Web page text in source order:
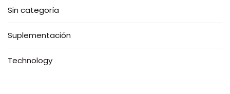
Sin categoría
Suplementación
Technology